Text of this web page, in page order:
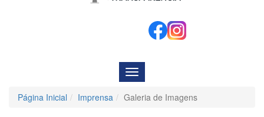
Menu
de
Navegação
Página Inicial Imprensa Galeria de Imagens